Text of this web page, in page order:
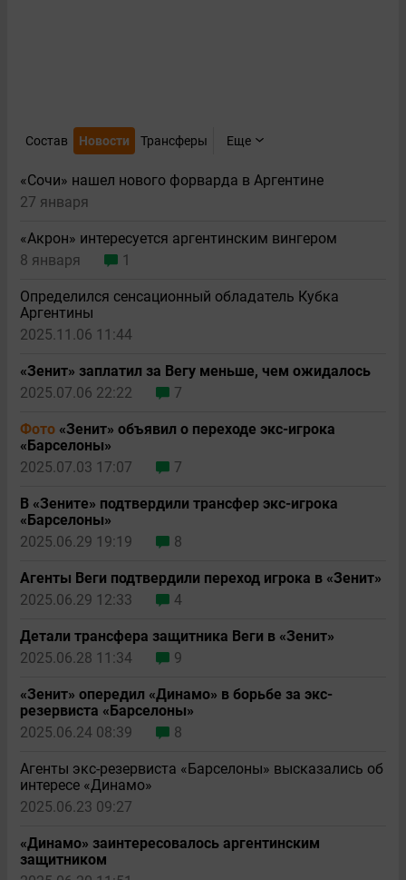
Состав Новости Трансферы Еще
«Сочи» нашел нового форварда в Аргентине
27 января
«Акрон» интересуется аргентинским вингером
8 января
1
Определился сенсационный обладатель Кубка
Аргентины
2025.11.06 11:44
«Зенит» заплатил за Вегу меньше, чем ожидалось
2025.07.06 22:22
7
Фото «Зенит» объявил о переходе экс-игрока
«Барселоны»
2025.07.03 17:07
7
В «Зените» подтвердили трансфер экс-игрока
«Барселоны»
2025.06.29 19:19
8
Агенты Веги подтвердили переход игрока в «Зенит»
2025.06.29 12:33
4
Детали трансфера защитника Веги в «Зенит»
2025.06.28 11:34
9
«Зенит» опередил «Динамо» в борьбе за экс-
резервиста «Барселоны»
2025.06.24 08:39
8
Агенты экс-резервиста «Барселоны» высказались об
интересе «Динамо»
2025.06.23 09:27
«Динамо» заинтересовалось аргентинским
защитником